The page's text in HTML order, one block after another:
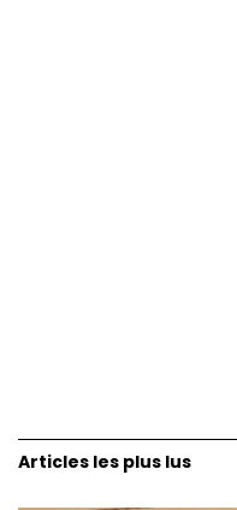
Articles les plus lus